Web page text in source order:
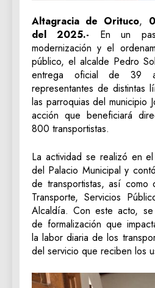
Altagracia de Orituco,
del 2025.- En un
modernización y el
público, el alcalde Pedro
entrega oficial de 39
representantes de distintas
las parroquias del municipio
acción que beneficiará
800 transportistas.
La actividad se realizó en
del Palacio Municipal y
de transportistas, así
Transporte, Servicios
Alcaldía. Con este acto,
de formalización que
la labor diaria de los
del servicio que reciben los